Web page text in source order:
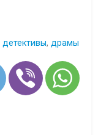
детективы, драмы